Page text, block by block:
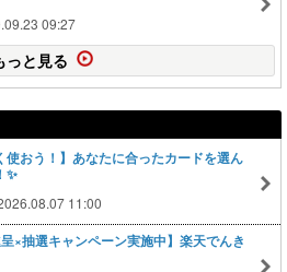
09:27
っと見る
使おう！】あなたに合ったカードを選ん
✨
11:00
×抽選キャンペーン実施中】楽天でんき